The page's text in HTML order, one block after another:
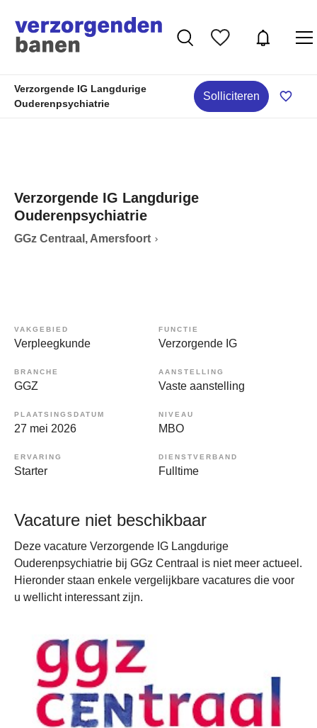
Verzorgende IG Langdurige
Ouderenpsychiatrie
Solliciteren
Verzorgende IG Langdurige
Ouderenpsychiatrie
GGz Centraal, Amersfoort
VAKGEBIED
Verpleegkunde
FUNCTIE
Verzorgende IG
BRANCHE
GGZ
AANSTELLING
Vaste aanstelling
PLAATSINGSDATUM
27 mei 2026
NIVEAU
MBO
ERVARING
Starter
DIENSTVERBAND
Fulltime
Vacature niet beschikbaar
Deze vacature Verzorgende IG Langdurige
Ouderenpsychiatrie bij GGz Centraal is niet meer actueel.
Hieronder staan enkele vergelijkbare vacatures die voor
u wellicht interessant zijn.